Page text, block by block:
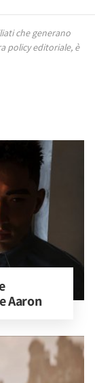
che generano
policy editoriale, è
Aaron